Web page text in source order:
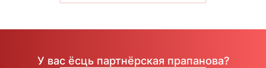
У вас ёсць партнёрская прапанова?